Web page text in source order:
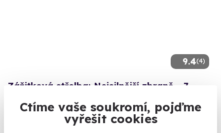
Ctíme vaše soukromí, pojďme
vyřešit cookies
9.4(4)
Zážitková střelba: Nejsilnější zbraně - 7
Vypálíte 13 výstřelů!
Otrokovice - vnitřní střelnice